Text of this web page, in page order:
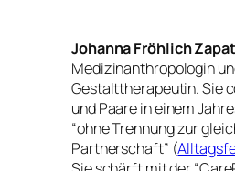
Johanna Fröhlich
Medizinanthropologin
Gestalttherapeutin. Sie
und Paare in einem
“ohne Trennung zur
Partnerschaft” (